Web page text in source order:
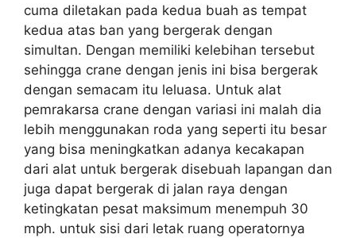
cuma diletakan pada kedua buah as tempat
kedua atas ban yang bergerak dengan
simultan. Dengan memiliki kelebihan tersebut
sehingga crane dengan jenis ini bisa bergerak
dengan semacam itu leluasa. Untuk alat
pemrakarsa crane dengan variasi ini malah dia
lebih menggunakan roda yang seperti itu besar
yang bisa meningkatkan adanya kecakapan
dari alat untuk bergerak disebuah lapangan dan
juga dapat bergerak di jalan raya dengan
ketingkatan pesat maksimum menempuh 30
mph. untuk sisi dari letak ruang operatornya